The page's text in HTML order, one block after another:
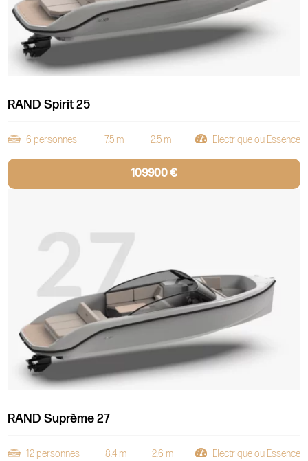
RAND Spirit 25
6 personnes 7.5 m 2.5 m Electrique ou Essence
109900 €
RAND Suprème 27
12 personnes 8.4 m 2.6 m Electrique ou Essence